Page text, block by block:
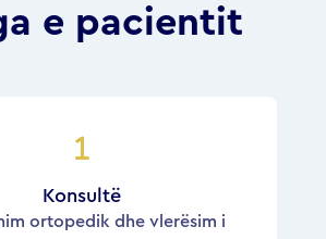
e pacientit
Konsultë
ortopedik dhe vlerësim i